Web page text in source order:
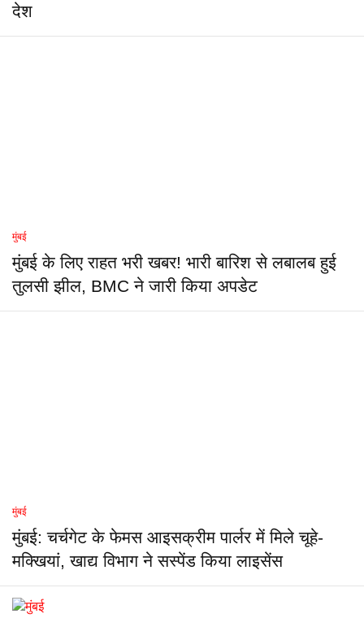
देश
मुंबई
मुंबई के लिए राहत भरी खबर! भारी बारिश से लबालब हुई
तुलसी झील, BMC ने जारी किया अपडेट
मुंबई
मुंबई: चर्चगेट के फेमस आइसक्रीम पार्लर में मिले चूहे-
मक्खियां, खाद्य विभाग ने सस्पेंड किया लाइसेंस